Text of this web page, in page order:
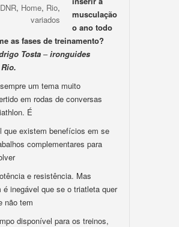
DNR, Home, Rio,
variados
musculação
o ano todo
as fases de treinamento?
Tosta –ironguides
um tema muito
em rodas de conversas
É
que existem benefícios em se
complementares para
e resistência. Mas
é inegável que se o triatleta quer
não tem
disponível para os treinos,